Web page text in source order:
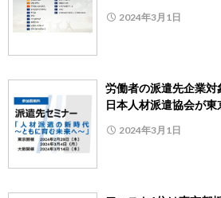
2024年3月1日
労働者の派遣先企業
日本人材派遣協会が
2024年3月1日